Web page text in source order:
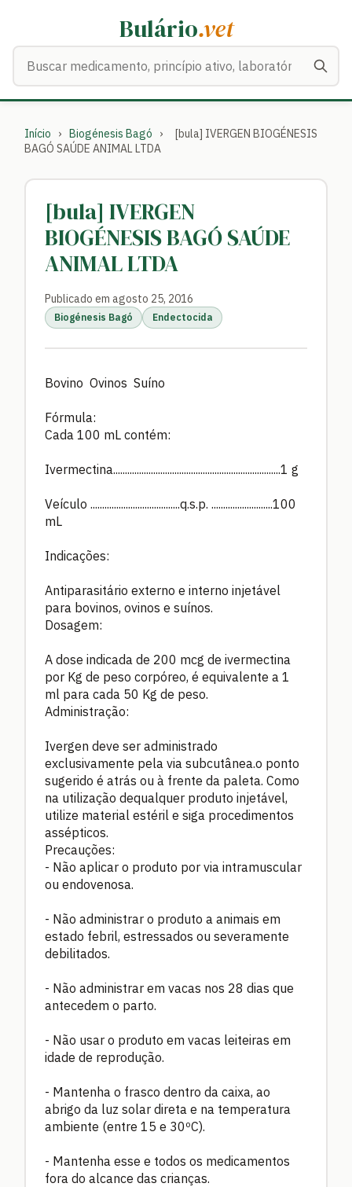
Bulário.vet
Início › Biogénesis Bagó ›
[bula] IVERGEN BIOGÉNESIS
BAGÓ SAÚDE ANIMAL LTDA
[bula] IVERGEN
BIOGÉNESIS BAGÓ SAÚDE
ANIMAL LTDA
Publicado em agosto 25, 2016
Biogénesis Bagó Endectocida
Bovino Ovinos Suíno
Fórmula:
Cada 100 mL contém:
Ivermectina.......................................................................1 g
Veículo ......................................q.s.p. ..........................100
mL
Indicações:
Antiparasitário externo e interno injetável
para bovinos, ovinos e suínos.
Dosagem:
A dose indicada de 200 mcg de ivermectina
por Kg de peso corpóreo, é equivalente a 1
ml para cada 50 Kg de peso.
Administração:
Ivergen deve ser administrado
exclusivamente pela via subcutânea.o ponto
sugerido é atrás ou à frente da paleta. Como
na utilização dequalquer produto injetável,
utilize material estéril e siga procedimentos
assépticos.
Precauções:
- Não aplicar o produto por via intramuscular
ou endovenosa.
- Não administrar o produto a animais em
estado febril, estressados ou severamente
debilitados.
- Não administrar em vacas nos 28 dias que
antecedem o parto.
- Não usar o produto em vacas leiteiras em
idade de reprodução.
- Mantenha o frasco dentro da caixa, ao
abrigo da luz solar direta e na temperatura
ambiente (entre 15 e 30ºC).
- Mantenha esse e todos os medicamentos
fora do alcance das crianças.